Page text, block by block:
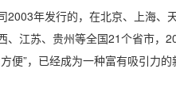
年发行的，在北京、上海、
、江苏、贵州等全国21个省市，
便”，已经成为一种富有吸引力的